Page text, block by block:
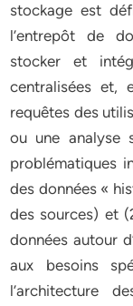
stockage est
l’entrepôt de
stocker et
centralisées et,
requêtes des
ou une analyse
problématiques
des données «
des sources) et
données autour
aux besoins
l’architecture